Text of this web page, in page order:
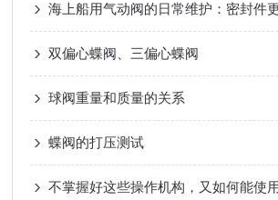
双偏心蝶阀、三偏心蝶阀
球阀重量和质量的关系
蝶阀的打压测试